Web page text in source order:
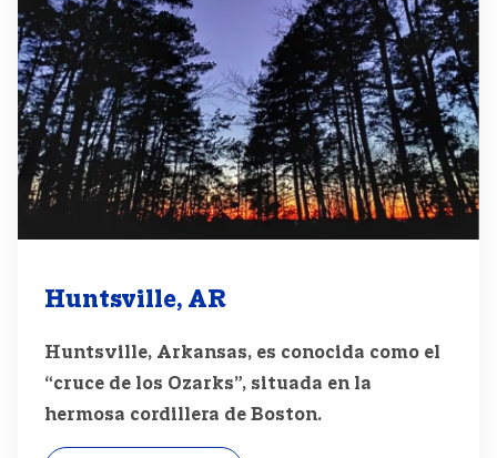
Huntsville, AR
Huntsville, Arkansas, es conocida como el
“cruce de los Ozarks”, situada en la
hermosa cordillera de Boston.